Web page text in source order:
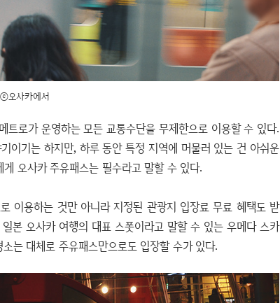
ⓒ오사카에서
트로가 운영하는 모든 교통수단을 무제한으로 이용할 수 있다.
이기는 하지만, 하루 동안 특정 지역에 머물러 있는 건 아쉬운
오사카 주유패스는 필수라고 말할 수 있다.
이용하는 것만 아니라 지정된 관광지 입장료 무료 혜택도 받
본 오사카 여행의 대표 스폿이라고 말할 수 있는 우메다 스카
는 대체로 주유패스만으로도 입장할 수가 있다.